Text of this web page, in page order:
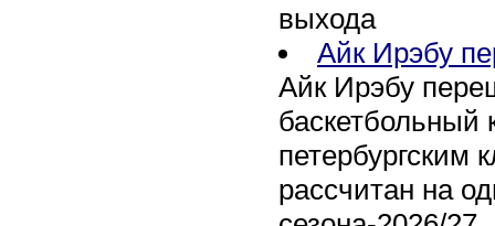
выхода
Айк Ирэбу
Айк Ирэбу
баскетбольный
петербургским
рассчитан на